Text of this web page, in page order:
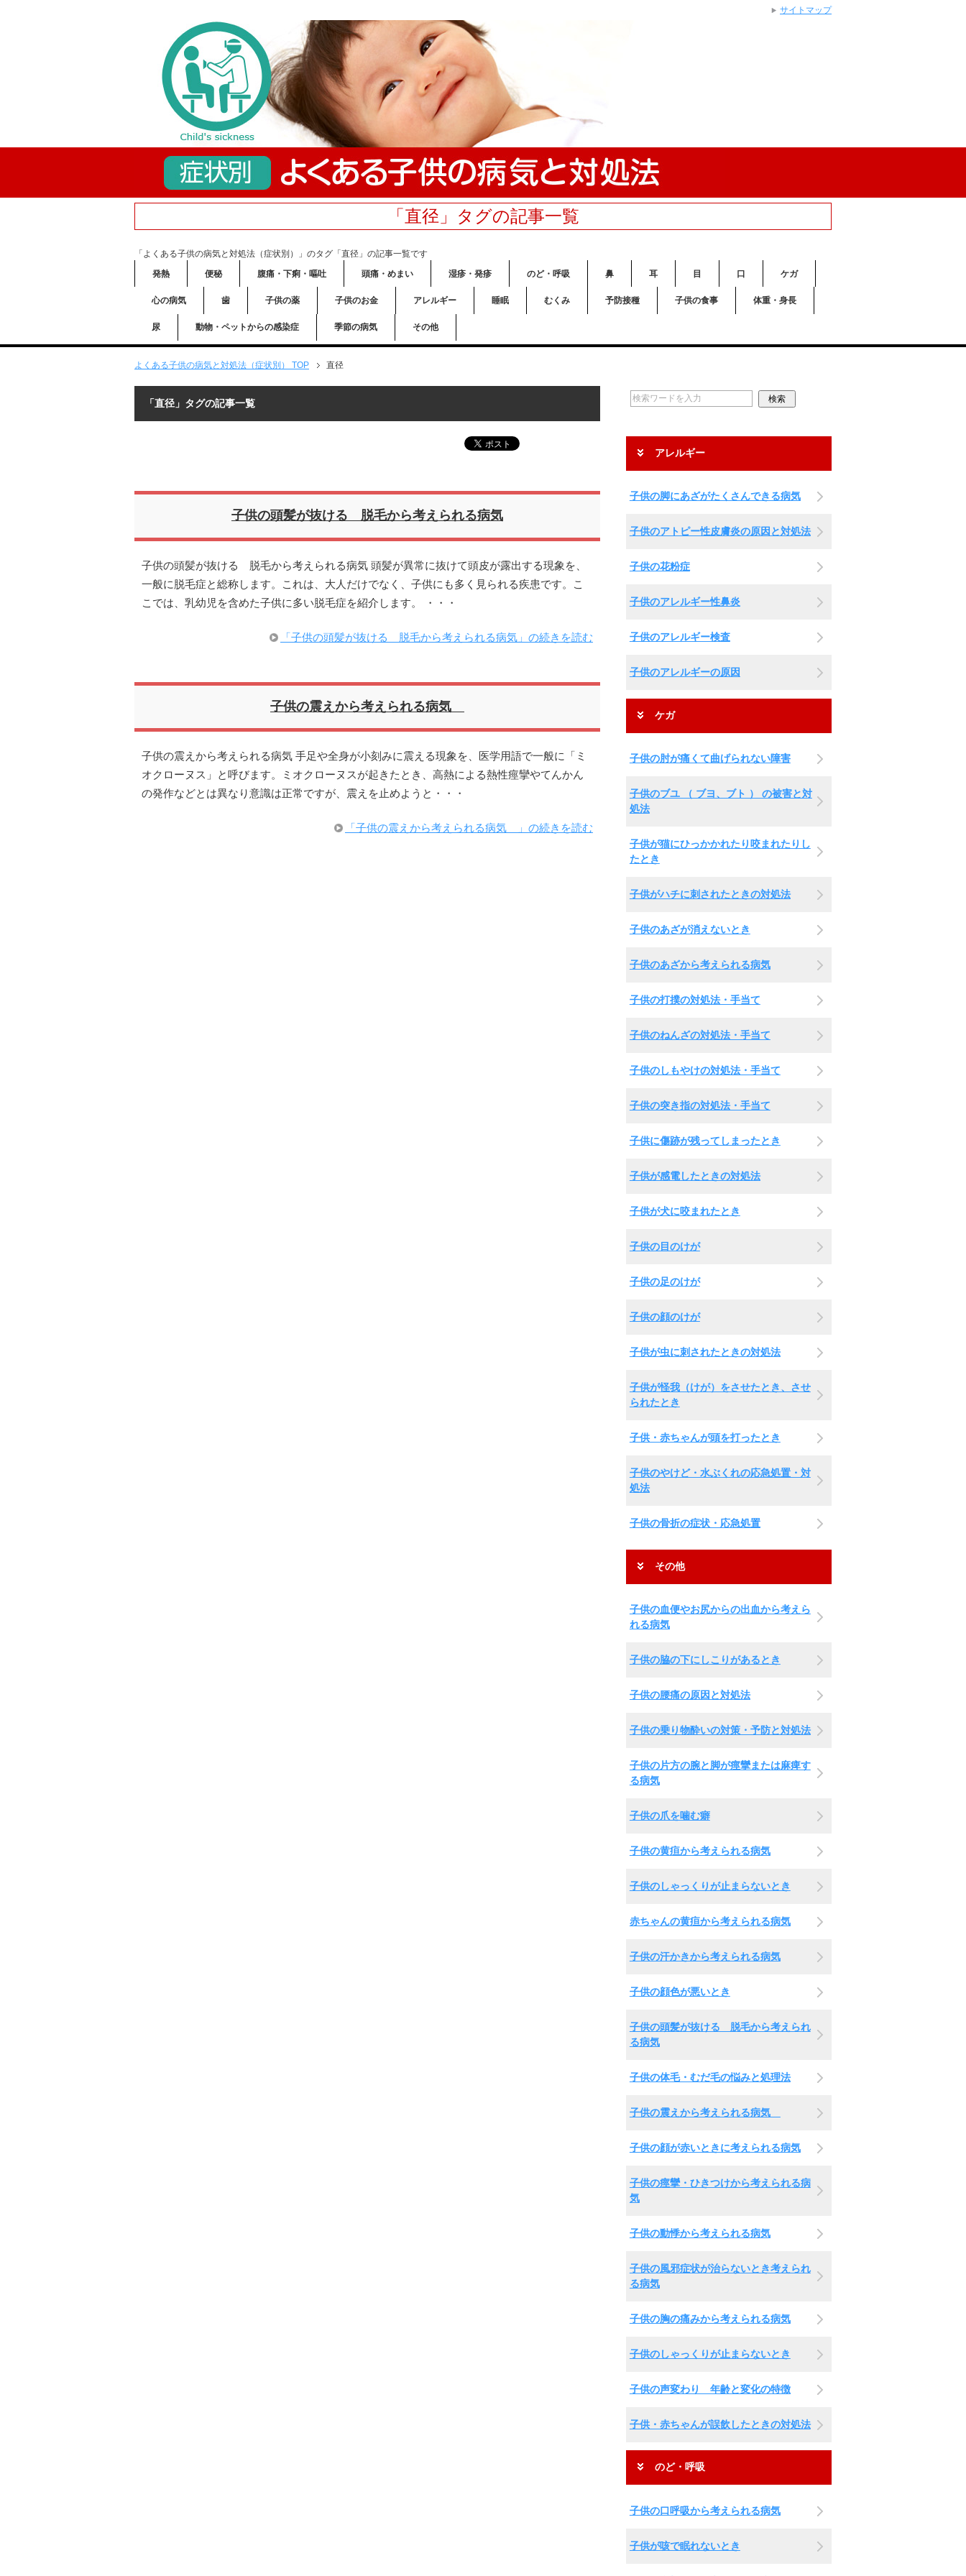
「直径」タグの記事一覧
「よくある子供の病気と対処法（症状別）」のタグ「直径」の記事一覧です
発熱
便秘 腹痛・下痢・嘔吐 頭痛・めまい 湿疹・発疹 のど・呼吸 鼻 耳 目 口 ケガ
心の病気 歯 子供の薬 子供のお金 アレルギー 睡眠 むくみ 予防接種 子供の食事 体重・身長
尿 動物・ペットからの感染症 季節の病気 その他
よくある子供の病気と対処法（症状別） TOP 直径
「直径」タグの記事一覧
子供の頭髪が抜ける 脱毛から考えられる病気
子供の頭髪が抜ける 脱毛から考えられる病気 頭髪が異常に抜けて頭皮が露出する現象を、
一般に脱毛症と総称します。これは、大人だけでなく、子供にも多く見られる疾患です。こ
こでは、乳幼児を含めた子供に多い脱毛症を紹介します。 ・・・
「子供の頭髪が抜ける 脱毛から考えられる病気」の続きを読む
子供の震えから考えられる病気
子供の震えから考えられる病気 手足や全身が小刻みに震える現象を、医学用語で一般に「ミ
オクローヌス」と呼びます。ミオクローヌスが起きたとき、高熱による熱性痙攣やてんかん
の発作などとは異なり意識は正常ですが、震えを止めようと・・・
「子供の震えから考えられる病気 」の続きを読む
アレルギー
子供の脚にあざがたくさんできる病気
子供のアトピー性皮膚炎の原因と対処法
子供の花粉症
子供のアレルギー性鼻炎
子供のアレルギー検査
子供のアレルギーの原因
ケガ
子供の肘が痛くて曲げられない障害
子供のブユ （ ブヨ、ブト ） の被害と対
処法
子供が猫にひっかかれたり咬まれたりし
たとき
子供がハチに刺されたときの対処法
子供のあざが消えないとき
子供のあざから考えられる病気
子供の打撲の対処法・手当て
子供のねんざの対処法・手当て
子供のしもやけの対処法・手当て
子供の突き指の対処法・手当て
子供に傷跡が残ってしまったとき
子供が感電したときの対処法
子供が犬に咬まれたとき
子供の目のけが
子供の足のけが
子供の顔のけが
子供が虫に刺されたときの対処法
子供が怪我（けが）をさせたとき、させ
られたとき
子供・赤ちゃんが頭を打ったとき
子供のやけど・水ぶくれの応急処置・対
処法
子供の骨折の症状・応急処置
その他
子供の血便やお尻からの出血から考えら
れる病気
子供の脇の下にしこりがあるとき
子供の腰痛の原因と対処法
子供の乗り物酔いの対策・予防と対処法
子供の片方の腕と脚が痙攣または麻痺す
る病気
子供の爪を噛む癖
子供の黄疸から考えられる病気
子供のしゃっくりが止まらないとき
赤ちゃんの黄疸から考えられる病気
子供の汗かきから考えられる病気
子供の顔色が悪いとき
子供の頭髪が抜ける 脱毛から考えられ
る病気
子供の体毛・むだ毛の悩みと処理法
子供の震えから考えられる病気
子供の顔が赤いときに考えられる病気
子供の痙攣・ひきつけから考えられる病
気
子供の動悸から考えられる病気
子供の風邪症状が治らないとき考えられ
る病気
子供の胸の痛みから考えられる病気
子供のしゃっくりが止まらないとき
子供の声変わり 年齢と変化の特徴
子供・赤ちゃんが誤飲したときの対処法
のど・呼吸
子供の口呼吸から考えられる病気
子供が咳で眠れないとき
サイトマップ